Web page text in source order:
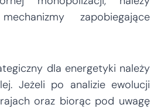
zapobiegające
dla energetyki należy
Jeżeli po analizie ewolucji
oraz biorąc pod uwagę